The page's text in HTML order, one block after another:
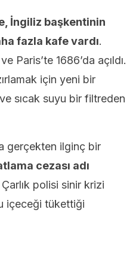
İngiliz başkentinin
fazla kafe vardı.
Paris’te 1686’da açıldı.
için yeni bir
sıcak suyu bir filtreden
gerçekten ilginç bir
cezası adı
Çarlık polisi sinir krizi
içeceği tükettiği